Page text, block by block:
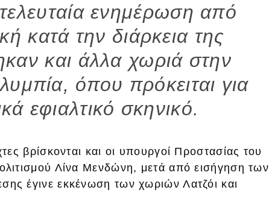
ενημέρωση από
κατά την διάρκεια της
και άλλα χωριά στην
όπου πρόκειται για
εφιαλτικό σκηνικό.
βρίσκονται και οι υπουργοί Προστασίας του
Λίνα Μενδώνη, μετά από εισήγηση των
έγινε εκκένωση των χωριών Λατζόι και